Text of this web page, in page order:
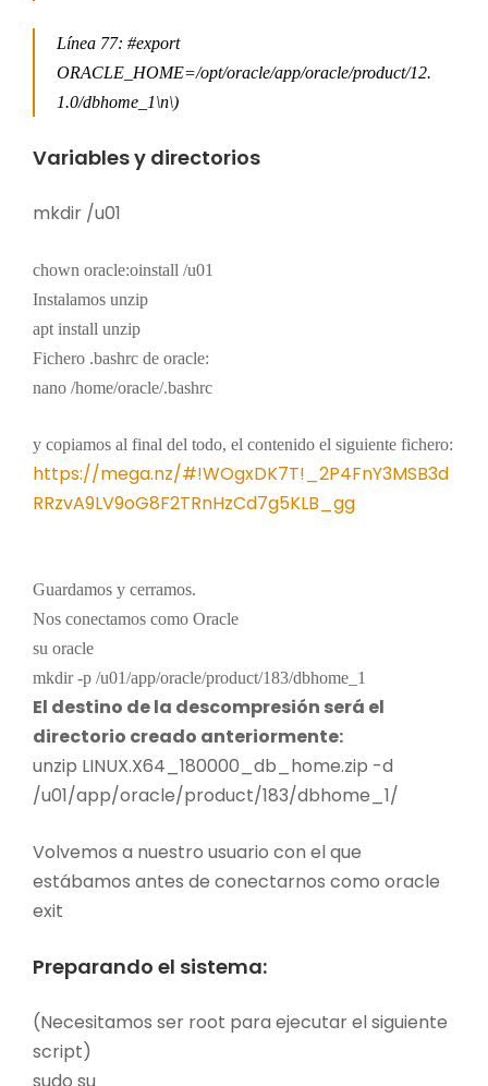
Línea 77: #export
ORACLE_HOME=/opt/oracle/app/oracle/product/12.
1.0/dbhome_1\n\)
Variables y directorios
mkdir /u01
chown oracle:oinstall /u01
Instalamos unzip
apt install unzip
Fichero .bashrc de oracle:
nano /home/oracle/.bashrc
y copiamos al final del todo, el contenido el siguiente fichero:
https://mega.nz/#!WOgxDK7T!_2P4FnY3MSB3d
RRzvA9LV9oG8F2TRnHzCd7g5KLB_gg
Guardamos y cerramos.
Nos conectamos como Oracle
su oracle
mkdir -p /u01/app/oracle/product/183/dbhome_1
El destino de la descompresión será el
directorio creado anteriormente:
unzip LINUX.X64_180000_db_home.zip -d
/u01/app/oracle/product/183/dbhome_1/
Volvemos a nuestro usuario con el que
estábamos antes de conectarnos como oracle
exit
Preparando el sistema:
(Necesitamos ser root para ejecutar el siguiente
script)
sudo su